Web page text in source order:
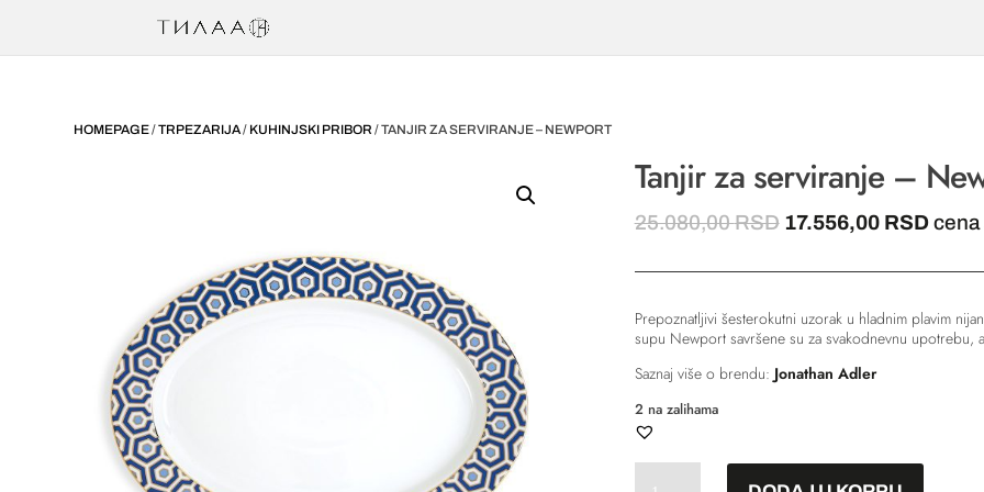
HOMEPAGE/TRPEZARIJA/ KUHINJSKI PRIBOR / TANJIR ZA SERVIRANJE – NEWPORT
Tanjir za serviranje –
25.080,00RSD Originalna
je
25.080,00 RSD.
17.556,00 RSD
je:
cena
Prepoznatljivi šesterokutni uzorak u hladnim plavim
supu Newport savršene su za svakodnevnu
Saznaj više o brendu: Jonathan Adler
2 na zalihama